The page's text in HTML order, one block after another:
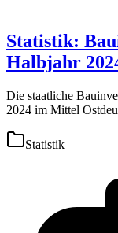
Statistik:
Halbjahr
Die staatliche
2024 im Mittel
Statistik